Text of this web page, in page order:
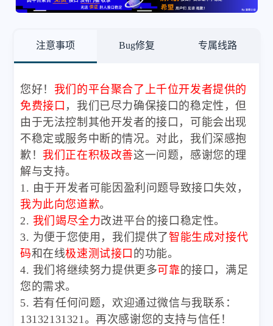
注意事项 Bug修复 专属线路
您好！ 我们的平台聚合了上千位开发者提供的
免费接口 ，我们已尽力确保接口的稳定性，但
由于无法控制其他开发者的接口，可能会出现
不稳定或服务中断的情况。对此，我们深感抱
歉！ 我们正在积极改善这一问题，感谢您的理
解与支持。
1. 由于开发者可能因盈利问题导致接口失效，
我为此向您道歉。
2. 我们竭尽全力改进平台的接口稳定性。
3. 为便于您使用，我们提供了智能生成对接代
码和在线极速测试接口 的功能。
4. 我们将继续努力提供更多可靠的接口，满足
您的需求。
5. 若有任何问题，欢迎通过微信与我联系：
13132131321。再次感谢您的支持与信任！